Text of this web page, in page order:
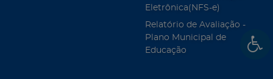
Eletrônica(NFS-e)
Relatório de Avaliação -
Plano Municipal de
Educação